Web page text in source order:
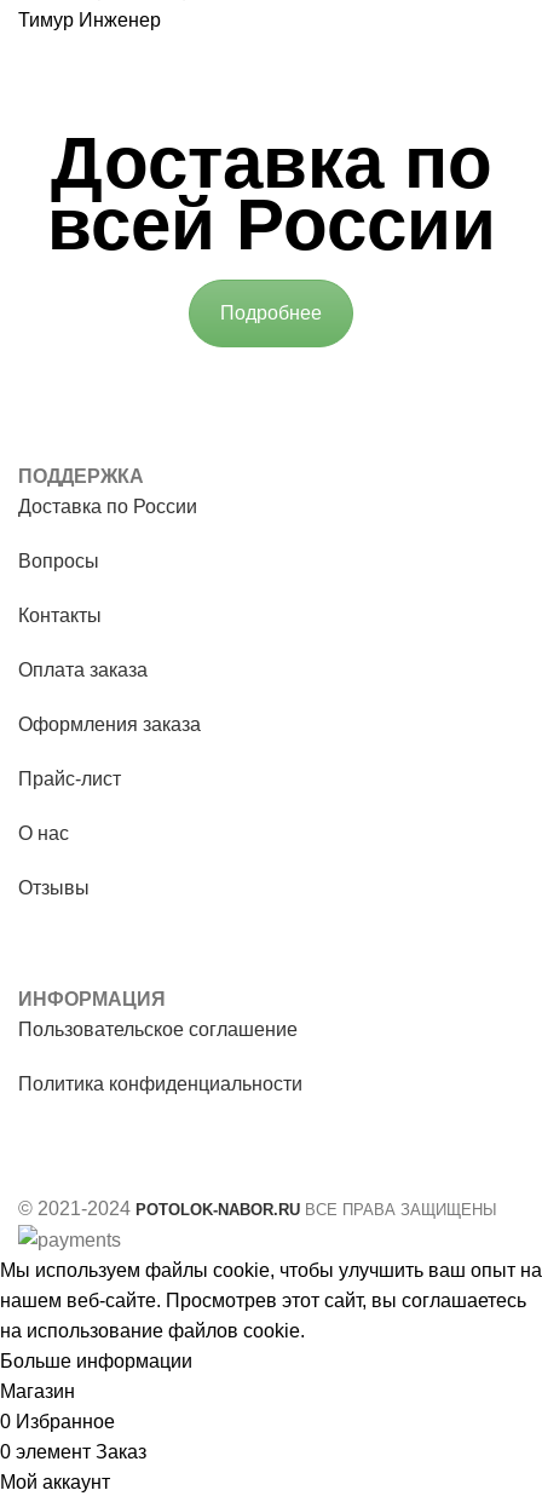
Тимур Инженер
Доставка по
всей России
Подробнее
ПОДДЕРЖКА
Доставка по России
Вопросы
Контакты
Оплата заказа
Оформления заказа
Прайс-лист
О нас
Отзывы
ИНФОРМАЦИЯ
Пользовательское соглашение
Политика конфиденциальности
© 2021-2024 POTOLOK-NABOR.RU ВСЕ ПРАВА ЗАЩИЩЕНЫ
Мы используем файлы cookie, чтобы улучшить ваш опыт на
нашем веб-сайте. Просмотрев этот сайт, вы соглашаетесь
на использование файлов cookie.
Больше информации
Магазин
0 Избранное
0 элемент Заказ
Мой аккаунт